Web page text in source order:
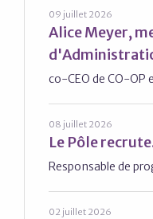
09 juillet 2026
Alice Meyer,
co-CEO de CO-OP
08 juillet 2026
Le Pôle
Responsable de
02 juillet 2026